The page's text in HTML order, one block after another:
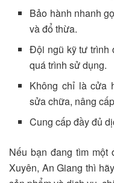
Bảo hành nhanh
và đổ thừa.
Đội ngũ kỹ tư trình
quá trình sử dụng.
Không chỉ là cửa
sửa chữa, nâng
Cung cấp đầy đủ
Nếu bạn đang tìm một
Xuyên, An Giang thì